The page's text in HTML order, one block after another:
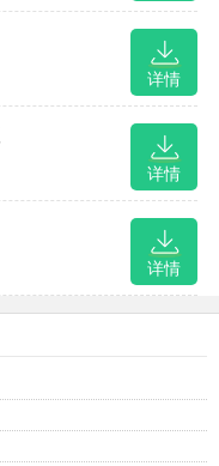
详情
详情
详情